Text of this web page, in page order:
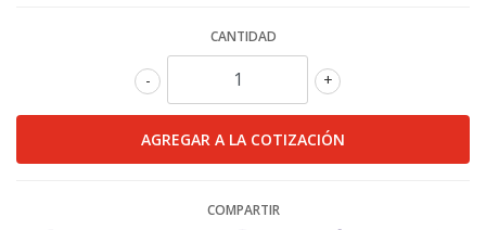
CANTIDAD
+
-
COMPARTIR